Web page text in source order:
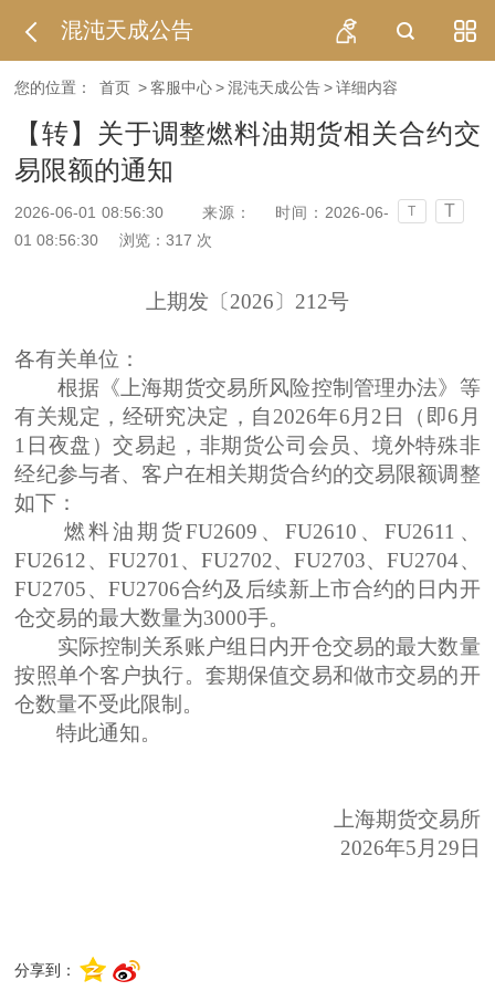
混沌天成公告
您的位置： 首页 > 客服中心 > 混沌天成公告 > 详细内容
【转】关于调整燃料油期货相关合约交
易限额的通知
2026-06-01 08:56:30 T T
来源：
时间：2026-06-
01 08:56:30
浏览：317 次
上期发〔2026〕212号
各有关单位：
根据《上海期货交易所风险控制管理办法》等
有关规定，经研究决定，自2026年6月2日（即6月
1日夜盘）交易起，非期货公司会员、境外特殊非
经纪参与者、客户在相关期货合约的交易限额调整
如下：
燃料油期货FU2609、FU2610、FU2611、
FU2612、FU2701、FU2702、FU2703、FU2704、
FU2705、FU2706合约及后续新上市合约的日内开
仓交易的最大数量为3000手。
实际控制关系账户组日内开仓交易的最大数量
按照单个客户执行。套期保值交易和做市交易的开
仓数量不受此限制。
特此通知。
上海期货交易所
2026年5月29日
分享到：